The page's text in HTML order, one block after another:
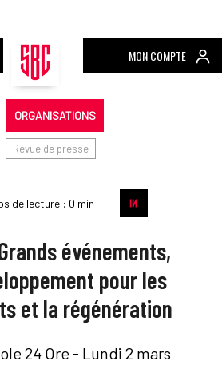
MON COMPTE
ORGANISATIONS
Revue de presse
de lecture : 0 min
événements,
pour les
et la régénération
24 Ore - Lundi 2 mars